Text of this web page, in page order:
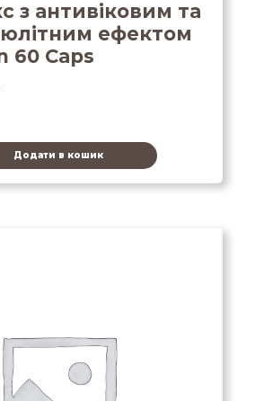
з антивіковим та
ефектом
60 Caps
Додати в кошик